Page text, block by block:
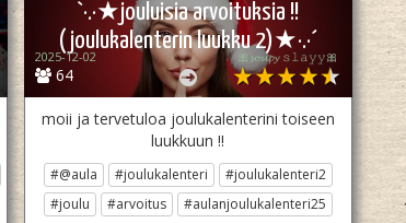
`·.·★jouluisia arvoituksia !!
(joulukalenterin luukku 2)★·.·´
64
2025-12-02 🎀𝓼𝓸𝓾𝓹𝔂 𝚜𝚕𝚊𝚢𝚢🎀
moii ja tervetuloa joulukalenterini toiseen
luukkuun !!
#@aula #joulukalenteri
#joulukalenteri2
#joulu
#arvoitus
#aulanjoulukalenteri25